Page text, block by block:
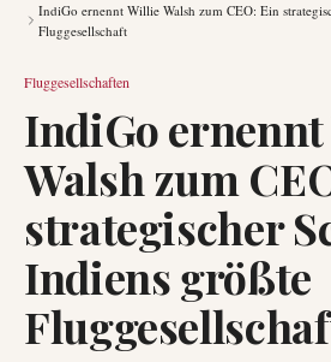
IndiGo ernennt Willie Walsh zum CEO: Ein
Fluggesellschaft
Fluggesellschaften
IndiGo
Walsh zum
strategischer
Indiens größte